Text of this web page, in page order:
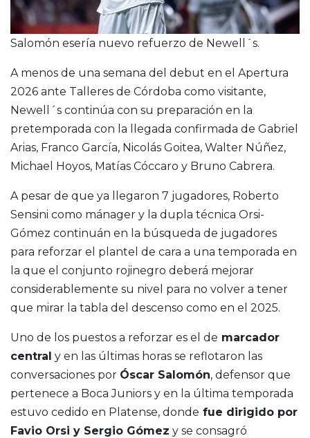
Salomón esería nuevo refuerzo de Newell´s.
A menos de una semana del debut en el Apertura
2026 ante Talleres de Córdoba como visitante,
Newell´s continúa con su preparación en la
pretemporada con la llegada confirmada de Gabriel
Arias, Franco García, Nicolás Goitea, Walter Núñez,
Michael Hoyos, Matías Cóccaro y Bruno Cabrera.
A pesar de que ya llegaron 7 jugadores, Roberto
Sensini como mánager y la dupla técnica Orsi-
Gómez continuán en la búsqueda de jugadores
para reforzar el plantel de cara a una temporada en
la que el conjunto rojinegro deberá mejorar
considerablemente su nivel para no volver a tener
que mirar la tabla del descenso como en el 2025.
Uno de los puestos a reforzar es el de marcador
central y en las últimas horas se reflotaron las
conversaciones por Óscar Salomón, defensor que
pertenece a Boca Juniors y en la última temporada
estuvo cedido en Platense, donde fue dirigido por
Favio Orsi y Sergio Gómez y se consagró